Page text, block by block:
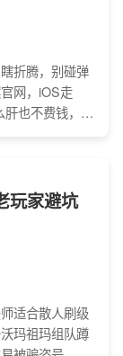
折腾，别碰弹
网，iOS走
也不费钱，蹲
玩家避坑
适合散人刷级
玛祖玛组队蹲